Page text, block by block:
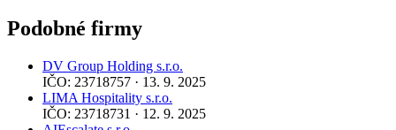
Podobné firmy
DV Group Holding s.r.o.
IČO: 23718757 · 13. 9. 2025
LIMA Hospitality s.r.o.
IČO: 23718731 · 12. 9. 2025